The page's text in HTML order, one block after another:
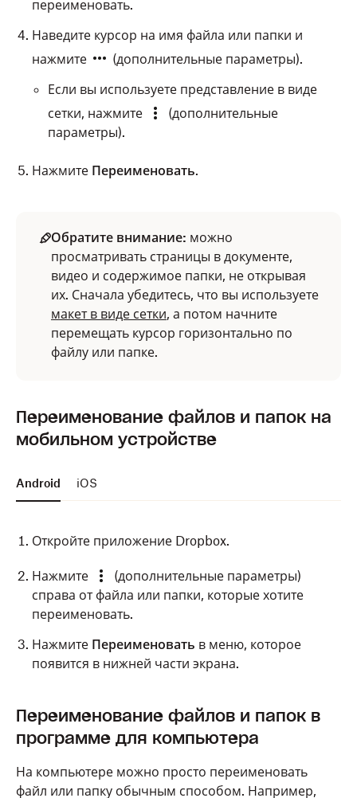
переименовать.
Наведите курсор на имя файла или папки и
нажмите
(дополнительные параметры).
Если вы используете представление в виде
сетки, нажмите
(дополнительные
параметры).
Нажмите Переименовать.
Обратите внимание: можно
просматривать страницы в документе,
видео и содержимое папки, не открывая
их. Сначала убедитесь, что вы используете
макет в виде сетки, а потом начните
перемещать курсор горизонтально по
файлу или папке.
Переименование файлов и папок на
мобильном устройстве
Android iOS
Откройте приложение Dropbox.
Нажмите
(дополнительные параметры)
справа от файла или папки, которые хотите
переименовать.
Нажмите Переименовать в меню, которое
появится в нижней части экрана.
Нажмите
(дополнительные параметры)
хотите изменить.
Переименование файлов и папок в
программе для компьютера
На компьютере можно просто переименовать
файл или папку обычным способом. Например,